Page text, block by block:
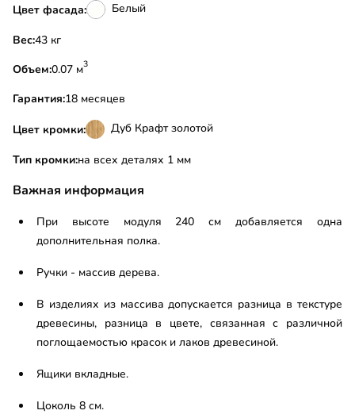
Цвет фасада: Белый
Вес:
43 кг
Объем:
0.07 м3
Гарантия:18 месяцев
Цвет кромки: Дуб Крафт золотой
Тип кромки:на всех деталях 1 мм
Важная информация
При высоте модуля 240 см добавляется одна
дополнительная полка.
Ручки - массив дерева.
В изделиях из массива допускается разница в текстуре
древесины, разница в цвете, связанная с различной
поглощаемостью красок и лаков древесиной.
Ящики вкладные.
Цоколь 8 см.